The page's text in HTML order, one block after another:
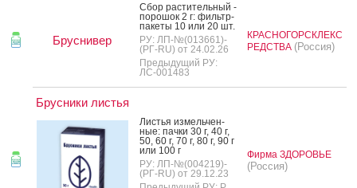
Бруснивер
Сбор рас­ти­тель­ный -
по­рошок 2 г: филь­тр-
па­кеты 10 или 20 шт.
РУ: ЛП-№(013661)-
(РГ-RU) от 24.02.26
Предыдущий РУ:
ЛС-001483
КРАСНОГОРСКЛЕКС
РЕДСТВА (Россия)
Брусники листья
Листья из­мель­чен­
ные: пач­ки 30 г, 40 г,
50, 60 г, 70 г, 80 г, 90 г
или 100 г
РУ: ЛП-№(004219)-
(РГ-RU) от 29.12.23
Фирма ЗДОРОВЬЕ
(Россия)